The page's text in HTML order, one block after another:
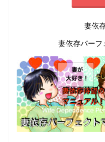
妻依
妻依存パーフ